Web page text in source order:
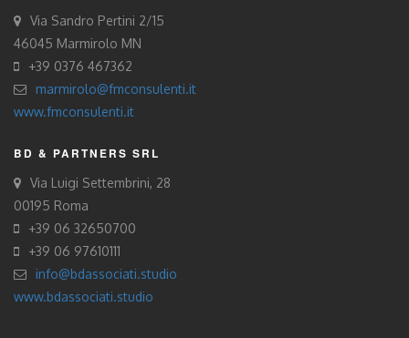
Via Sandro Pertini 2/15
46045 Marmirolo MN
+39 0376 467362
marmirolo@fmconsulenti.it
www.fmconsulenti.it
BD & PARTNERS SRL
Via Luigi Settembrini, 28
00195 Roma
+39 06 32650700
+39 06 97610111
info@bdassociati.studio
www.bdassociati.studio